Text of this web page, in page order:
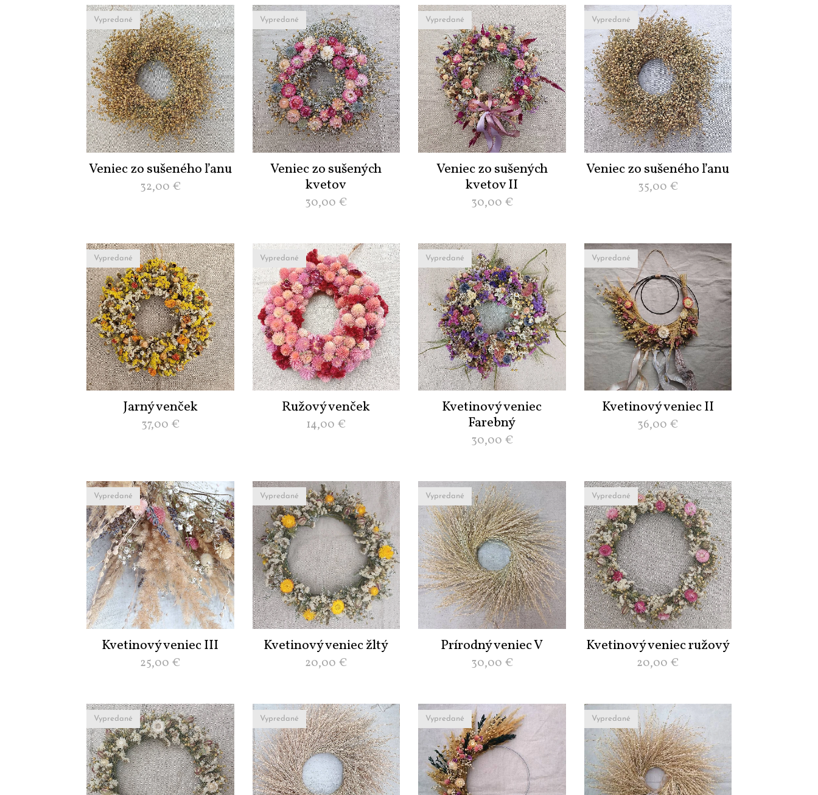
Veniec zo sušeného ľanu
Vypredané
32,00 €
Veniec zo sušených
kvetov
Vypredané
30,00 €
Veniec zo sušených
kvetov II
Vypredané
30,00 €
Veniec zo sušeného ľanu
Vypredané
35,00 €
Jarný venček
Vypredané
37,00 €
Ružový venček
Vypredané
14,00 €
Kvetinový veniec
Farebný
Vypredané
30,00 €
Kvetinový veniec II
Vypredané
36,00 €
Kvetinový veniec III
Vypredané
25,00 €
Kvetinový veniec žltý
Vypredané
20,00 €
Prírodný veniec V
Vypredané
30,00 €
Kvetinový veniec ružový
Vypredané
20,00 €
Vypredané Vypredané Vypredané Vypredané